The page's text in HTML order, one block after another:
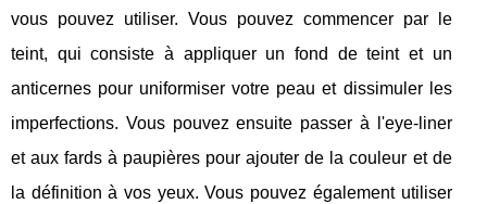
vous pouvez utiliser. Vous pouvez commencer par le
teint, qui consiste à appliquer un fond de teint et un
anticernes pour uniformiser votre peau et dissimuler les
imperfections. Vous pouvez ensuite passer à l'eye-liner
et aux fards à paupières pour ajouter de la couleur et de
la définition à vos yeux. Vous pouvez également utiliser